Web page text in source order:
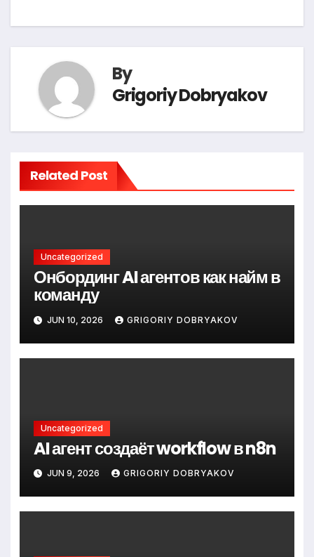
By
Grigoriy Dobryakov
Related Post
Uncategorized
Онбординг AI агентов как найм в
команду
JUN 10, 2026 GRIGORIY DOBRYAKOV
Uncategorized
AI агент создаёт workflow в n8n
JUN 9, 2026 GRIGORIY DOBRYAKOV